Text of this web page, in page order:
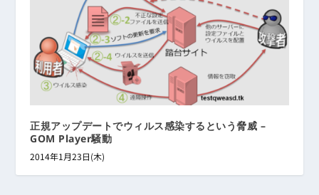
正規アップデートでウィルス感染するという脅威 –
GOM Player騒動
2014年1月23日(木)